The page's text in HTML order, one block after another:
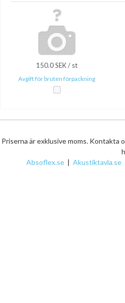
150.0 SEK / st
Avgift för bruten förpackning
Priserna är exklusive moms. Kontakta
Absoflex.se | Akustiktavla.se